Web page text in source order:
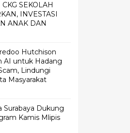
SEKOLAH
INVESTASI
ANAK DAN
Hutchison
AI untuk Hadang
Lindungi
Masyarakat
Surabaya Dukung
Kamis Mlipis